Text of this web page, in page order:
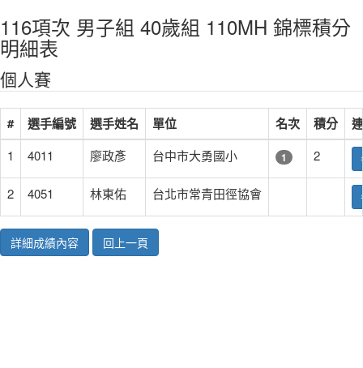
116項次 男子組 40歲組 110MH 錦標積分
明細表
個人賽
# 選手編號 選手姓名 單位 名次 積分
1 4011 廖政彥 台中市大勇國小 1 2
2 4051 林東佑 台北市常青田徑協會
詳細成績內容